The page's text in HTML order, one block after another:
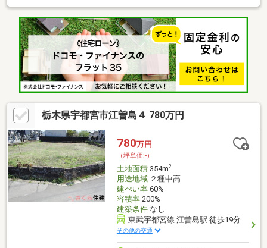
ーカーで建築でき、平屋や南庭のある2階建など多様な建築プラン
が叶えられます！・小学校まですぐそば、公園も近くにあるで小
さなお子様のいるご家族に安心して暮らせる環境が魅力♪・買物施
設も徒歩約10分圏内で生活利便性の高い立地です♪◆住宅ローン
相談実施中◆住宅ローンの不安な点や疑問について安心して住宅
購入できるよう最後までサポートいたします！些細な事でもお気
軽にご相談ください♪
栃木県宇都宮市江曽島４ 780万円
780万円
（坪単価:-）
土地面積354m2
用途地域２種中高
建ぺい率60%
容積率200%
建築条件なし
東武宇都宮線 江曽島駅 徒歩19分
その他の交通